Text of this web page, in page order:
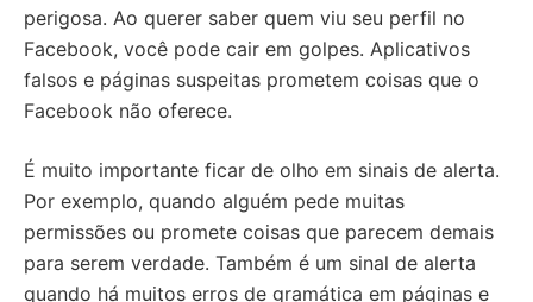
perigosa. Ao querer saber quem viu seu perfil no
Facebook, você pode cair em golpes. Aplicativos
falsos e páginas suspeitas prometem coisas que o
Facebook não oferece.
É muito importante ficar de olho em sinais de alerta.
Por exemplo, quando alguém pede muitas
permissões ou promete coisas que parecem demais
para serem verdade. Também é um sinal de alerta
quando há muitos erros de gramática em páginas e